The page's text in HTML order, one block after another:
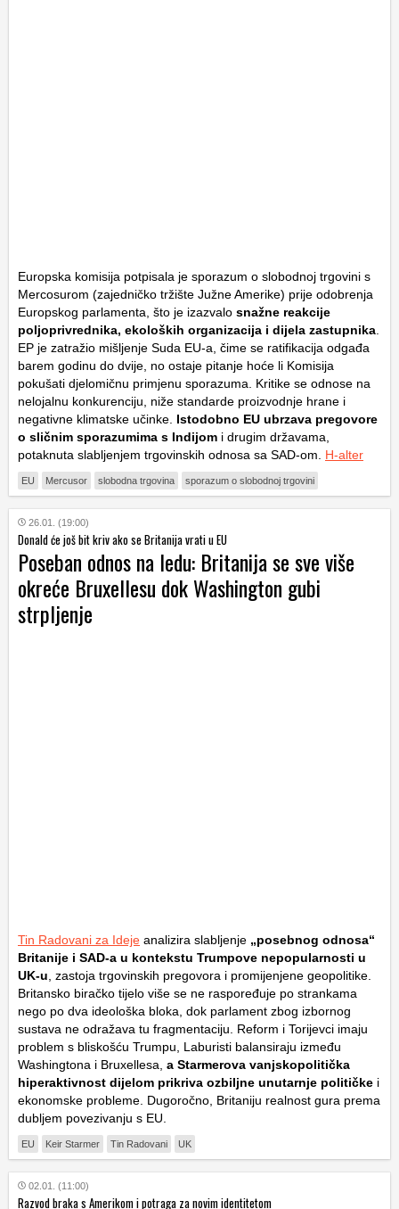
Europska komisija potpisala je sporazum o slobodnoj trgovini s
Mercosurom (zajedničko tržište Južne Amerike) prije odobrenja
Europskog parlamenta, što je izazvalo snažne reakcije
poljoprivrednika, ekoloških organizacija i dijela zastupnika
EP je zatražio mišljenje Suda EU-a, čime se ratifikacija odgađa
barem godinu do dvije, no ostaje pitanje hoće li Komisija
pokušati djelomičnu primjenu sporazuma. Kritike se odnose na
nelojalnu konkurenciju, niže standarde proizvodnje hrane i
negativne klimatske učinke. Istodobno EU ubrzava pregovore
o sličnim sporazumima s Indijom i drugim državama,
potaknuta slabljenjem trgovinskih odnosa sa SAD-om. H-alter
EU Mercusor slobodna trgovina sporazum o slobodnoj trgovini
26.01. (19:00)
Donald će još bit kriv ako se Britanija vrati u EU
Poseban odnos na ledu: Britanija se sve više
okreće Bruxellesu dok Washington gubi
strpljenje
Tin Radovani za Ideje analizira slabljenje „posebnog odnosa“
Britanije i SAD-a u kontekstu Trumpove nepopularnosti u
UK-u , zastoja trgovinskih pregovora i promijenjene geopolitike.
Britansko biračko tijelo više se ne raspoređuje po strankama
nego po dva ideološka bloka, dok parlament zbog izbornog
sustava ne odražava tu fragmentaciju. Reform i Torijevci imaju
problem s bliskošću Trumpu, Laburisti balansiraju između
Washingtona i Bruxellesa, a Starmerova vanjskopolitička
hiperaktivnost dijelom prikriva ozbiljne unutarnje političke i
ekonomske probleme. Dugoročno, Britaniju realnost gura prema
dubljem povezivanju s EU.
EU Keir Starmer Tin Radovani UK
02.01. (11:00)
Razvod braka s Amerikom i potraga za novim identitetom